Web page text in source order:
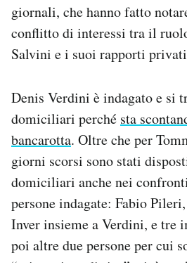
giornali, che hanno fatto
conflitto di interessi tra il
Salvini e i suoi rapporti
Denis Verdini è indagato e si
domiciliari perché sta
bancarotta. Oltre che per
giorni scorsi sono stati
domiciliari anche nei
persone indagate: Fabio
Inver insieme a Verdini, e tre
poi altre due persone per cui